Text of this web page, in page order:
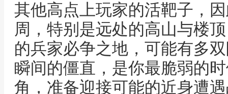
其他高点上玩家的活靶子，
周，特别是远处的高山与楼
的兵家必争之地，可能有多
瞬间的僵直，是你最脆弱的
角，准备迎接可能的近身遭